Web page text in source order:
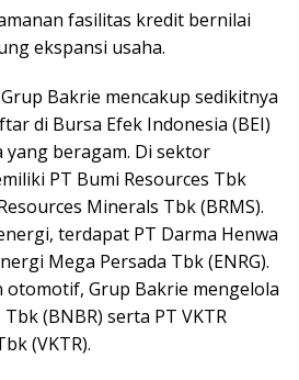
fasilitas kredit bernilai
ekspansi usaha.
Bakrie mencakup sedikitnya
di Bursa Efek Indonesia (BEI)
beragam. Di sektor
PT Bumi Resources Tbk
Minerals Tbk (BRMS).
terdapat PT Darma Henwa
Mega Persada Tbk (ENRG).
Grup Bakrie mengelola
(BNBR) serta PT VKTR
(VKTR).